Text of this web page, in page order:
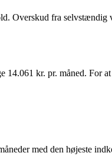
Overskud fra
kr. pr. måned. For
med den højeste